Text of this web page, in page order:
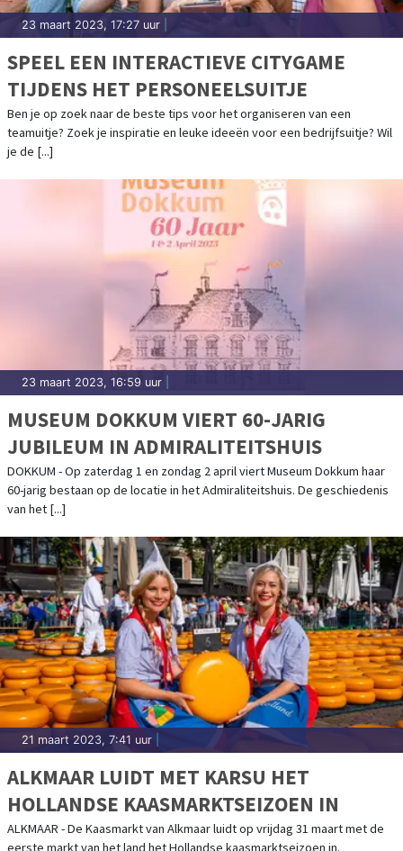
23 maart 2023, 17:27 uur
SPEEL EEN INTERACTIEVE CITYGAME
TIJDENS HET PERSONEELSUITJE
Ben je op zoek naar de beste tips voor het organiseren van een
teamuitje? Zoek je inspiratie en leuke ideeën voor een bedrijfsuitje? Wil
je de [...]
23 maart 2023, 16:59 uur
MUSEUM DOKKUM VIERT 60-JARIG
JUBILEUM IN ADMIRALITEITSHUIS
DOKKUM - Op zaterdag 1 en zondag 2 april viert Museum Dokkum haar
60-jarig bestaan op de locatie in het Admiraliteitshuis. De geschiedenis
van het [...]
21 maart 2023, 7:41 uur
ALKMAAR LUIDT MET KARSU HET
HOLLANDSE KAASMARKTSEIZOEN IN
ALKMAAR - De Kaasmarkt van Alkmaar luidt op vrijdag 31 maart met de
eerste markt van het land het Hollandse kaasmarktseizoen in.